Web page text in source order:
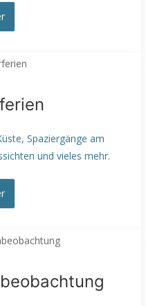
Spaziergänge am
und vieles mehr.